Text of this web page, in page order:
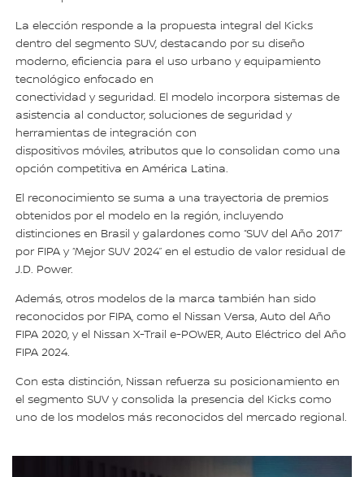
La elección responde a la propuesta integral del Kicks
dentro del segmento SUV, destacando por su diseño
moderno, eficiencia para el uso urbano y equipamiento
tecnológico enfocado en
conectividad y seguridad. El modelo incorpora sistemas de
asistencia al conductor, soluciones de seguridad y
herramientas de integración con
dispositivos móviles, atributos que lo consolidan como una
opción competitiva en América Latina.
El reconocimiento se suma a una trayectoria de premios
obtenidos por el modelo en la región, incluyendo
distinciones en Brasil y galardones como “SUV del Año 2017”
por FIPA y “Mejor SUV 2024” en el estudio de valor residual de
J.D. Power.
Además, otros modelos de la marca también han sido
reconocidos por FIPA, como el Nissan Versa, Auto del Año
FIPA 2020, y el Nissan X-Trail e-POWER, Auto Eléctrico del Año
FIPA 2024.
Con esta distinción, Nissan refuerza su posicionamiento en
el segmento SUV y consolida la presencia del Kicks como
uno de los modelos más reconocidos del mercado regional.